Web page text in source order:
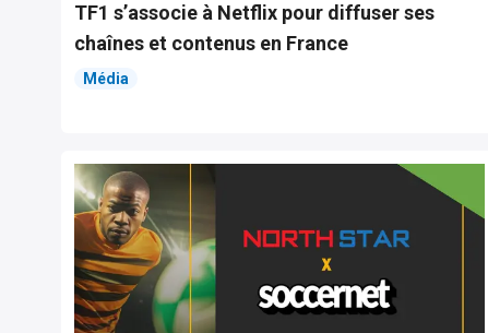
TF1 s’associe à Netflix pour diffuser ses
chaînes et contenus en France
Média